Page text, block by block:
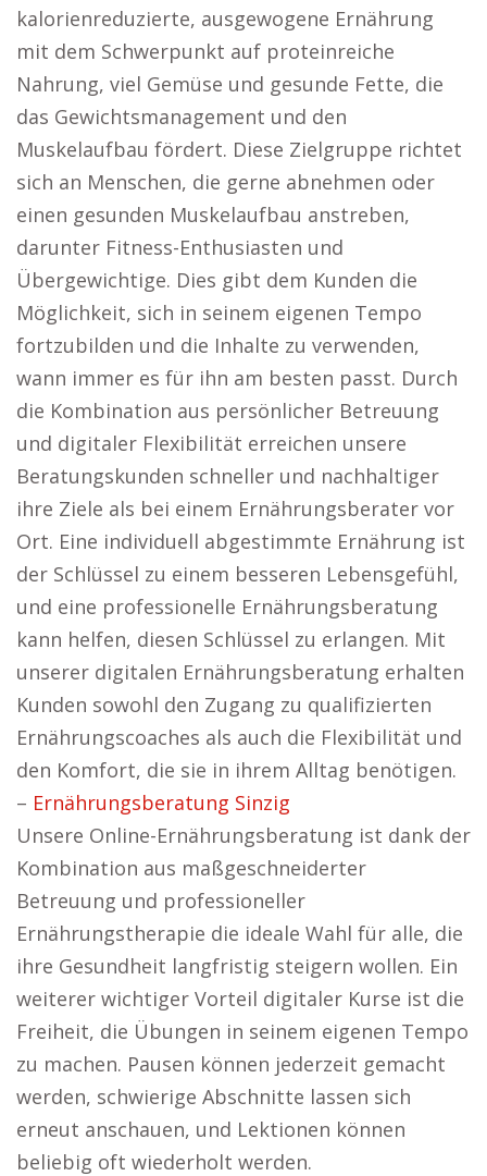
kalorienreduzierte, ausgewogene Ernährung
mit dem Schwerpunkt auf proteinreiche
Nahrung, viel Gemüse und gesunde Fette, die
das Gewichtsmanagement und den
Muskelaufbau fördert. Diese Zielgruppe richtet
sich an Menschen, die gerne abnehmen oder
einen gesunden Muskelaufbau anstreben,
darunter Fitness-Enthusiasten und
Übergewichtige. Dies gibt dem Kunden die
Möglichkeit, sich in seinem eigenen Tempo
fortzubilden und die Inhalte zu verwenden,
wann immer es für ihn am besten passt. Durch
die Kombination aus persönlicher Betreuung
und digitaler Flexibilität erreichen unsere
Beratungskunden schneller und nachhaltiger
ihre Ziele als bei einem Ernährungsberater vor
Ort. Eine individuell abgestimmte Ernährung ist
der Schlüssel zu einem besseren Lebensgefühl,
und eine professionelle Ernährungsberatung
kann helfen, diesen Schlüssel zu erlangen. Mit
unserer digitalen Ernährungsberatung erhalten
Kunden sowohl den Zugang zu qualifizierten
Ernährungscoaches als auch die Flexibilität und
den Komfort, die sie in ihrem Alltag benötigen.
– Ernährungsberatung Sinzig
Unsere Online-Ernährungsberatung ist dank der
Kombination aus maßgeschneiderter
Betreuung und professioneller
Ernährungstherapie die ideale Wahl für alle, die
ihre Gesundheit langfristig steigern wollen. Ein
weiterer wichtiger Vorteil digitaler Kurse ist die
Freiheit, die Übungen in seinem eigenen Tempo
zu machen. Pausen können jederzeit gemacht
werden, schwierige Abschnitte lassen sich
erneut anschauen, und Lektionen können
beliebig oft wiederholt werden.